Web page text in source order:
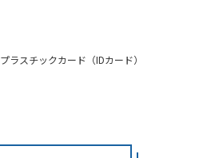
プラスチックカード（IDカード）